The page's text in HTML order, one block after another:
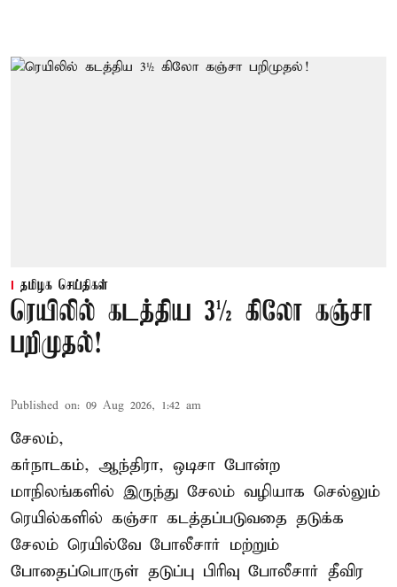
தமிழக செய்திகள்
ரெயிலில் கடத்திய 3½ கிலோ கஞ்சா
பறிமுதல்!
Published on: 09 Aug 2026, 1:42 am
சேலம்,
கர்நாடகம், ஆந்திரா, ஒடிசா போன்ற
மாநிலங்களில் இருந்து சேலம் வழியாக செல்லும்
ரெயில்களில் கஞ்சா கடத்தப்படுவதை தடுக்க
சேலம் ரெயில்வே போலீசார் மற்றும்
போதைப்பொருள் தடுப்பு பிரிவு போலீசார் தீவிர